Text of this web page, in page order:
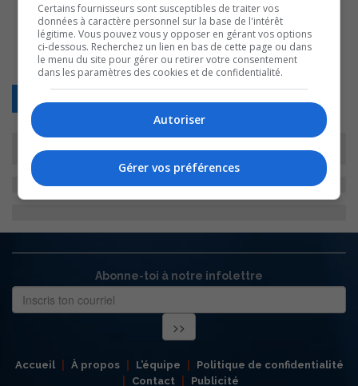
Retour
Abonne-toi à notre infolettre
Accueil À propos L’équipe
Politique de confidentialité
Contact
Publicité
Certains fournisseurs sont susceptibles de traiter vos
données à caractère personnel sur la base de l'intérêt
légitime. Vous pouvez vous y opposer en gérant vos options
ci-dessous. Recherchez un lien en bas de cette page ou dans
le menu du site pour gérer ou retirer votre consentement
dans les paramètres des cookies et de confidentialité.
Autoriser
Gérer vos préférences